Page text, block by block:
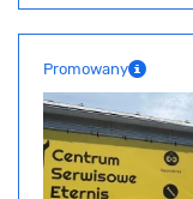
Promowany